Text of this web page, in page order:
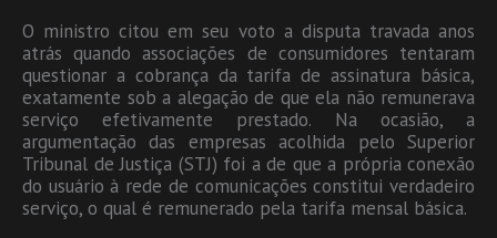
O ministro citou em seu voto a disputa travada anos
atrás quando associações de consumidores tentaram
questionar a cobrança da tarifa de assinatura básica,
exatamente sob a alegação de que ela não remunerava
serviço efetivamente prestado. Na ocasião, a
argumentação das empresas acolhida pelo Superior
Tribunal de Justiça (STJ) foi a de que a própria conexão
do usuário à rede de comunicações constitui verdadeiro
serviço, o qual é remunerado pela tarifa mensal básica.